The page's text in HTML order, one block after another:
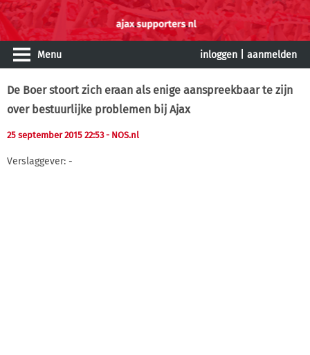
Menu inloggen aanmelden
De Boer stoort zich eraan als enige aanspreekbaar te zijn
over bestuurlijke problemen bij Ajax
25 september 2015 22:53- NOS.nl
Verslaggever: -